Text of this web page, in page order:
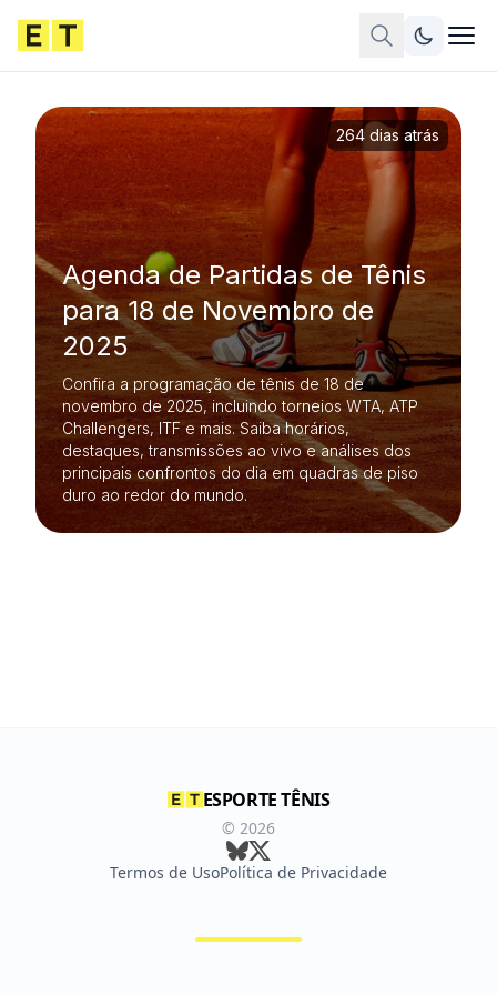
Agenda de Partidas de Tênis
para 18 de Novembro de
2025
Confira a programação de tênis de 18 de
novembro de 2025, incluindo torneios WTA, ATP
Challengers, ITF e mais. Saiba horários,
destaques, transmissões ao vivo e análises dos
principais confrontos do dia em quadras de piso
duro ao redor do mundo.
264 dias atrás
ESPORTE TÊNIS
© 2026
Termos de UsoPolítica de Privacidade